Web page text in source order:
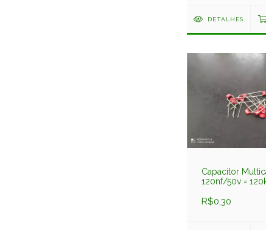
DETALHES
Capacitor
120nf/50v =
R$0,30